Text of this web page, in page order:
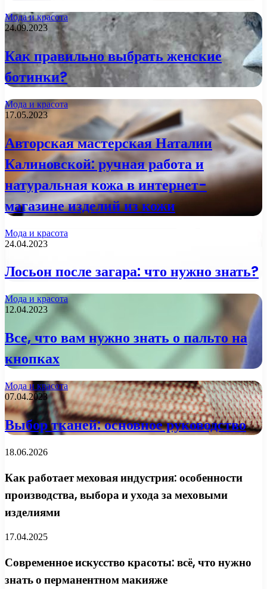
Мода и красота
24.09.2023
Как правильно выбрать женские
ботинки?
Мода и красота
17.05.2023
Авторская мастерская Наталии
Калиновской: ручная работа и
натуральная кожа в интернет-
магазине изделий из кожи
Мода и красота
24.04.2023
Лосьон после загара: что нужно знать?
Мода и красота
12.04.2023
Все, что вам нужно знать о пальто на
кнопках
Мода и красота
07.04.2023
Выбор тканей: основное руководство
18.06.2026
Как работает меховая индустрия: особенности
производства, выбора и ухода за меховыми
изделиями
17.04.2025
Современное искусство красоты: всё, что нужно
знать о перманентном макияже